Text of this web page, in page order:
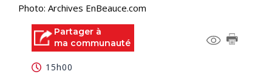
Photo: Archives EnBeauce.com
Partager à
ma communauté
15h00